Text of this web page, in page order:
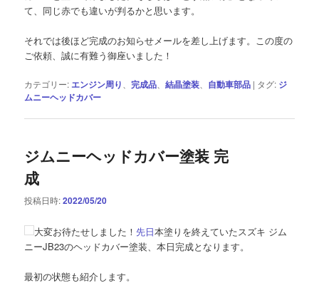
て、同じ赤でも違いが判るかと思います。
それでは後ほど完成のお知らせメールを差し上げます。この度の
ご依頼、誠に有難う御座いました！
カテゴリー: エンジン周り 、完成品 、結晶塗装 自動車部品 | タグ: ジ
ムニーヘッドカバー
ジムニーヘッドカバー塗装 完
成
投稿日時:2022/05/20
大変お待たせしました！先日本塗りを終えていたスズキ ジム
ニーJB23のヘッドカバー塗装、本日完成となります。
最初の状態も紹介します。